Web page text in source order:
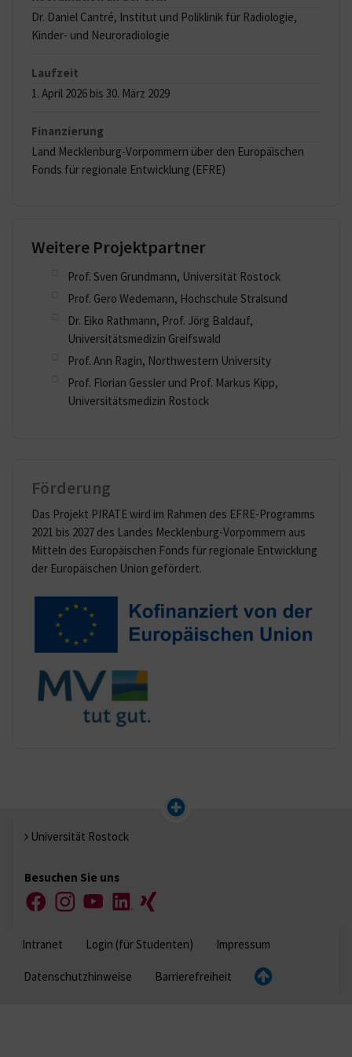
Dr. Daniel Cantré, Institut und Poliklinik für Radiologie,
Kinder- und Neuroradiologie
Laufzeit
1. April 2026 bis 30. März 2029
Finanzierung
Land Mecklenburg-Vorpommern über den Europäischen
Fonds für regionale Entwicklung (EFRE)
Weitere Projektpartner
Prof. Sven Grundmann, Universität Rostock
Prof. Gero Wedemann, Hochschule Stralsund
Dr. Eiko Rathmann, Prof. Jörg Baldauf,
Universitätsmedizin Greifswald
Prof. Ann Ragin, Northwestern University
Prof. Florian Gessler und Prof. Markus Kipp,
Universitätsmedizin Rostock
Förderung
Das Projekt PIRATE wird im Rahmen des EFRE-Programms
2021 bis 2027 des Landes Mecklenburg-Vorpommern aus
Mitteln des Europäischen Fonds für regionale Entwicklung
der Europäischen Union gefördert.
Universität Rostock
Besuchen Sie uns
FacebookInstagramYouTubeLinkedIn
Xing
Intranet Login (für Studenten) Impressum
Datenschutzhinweise Barrierefreiheit